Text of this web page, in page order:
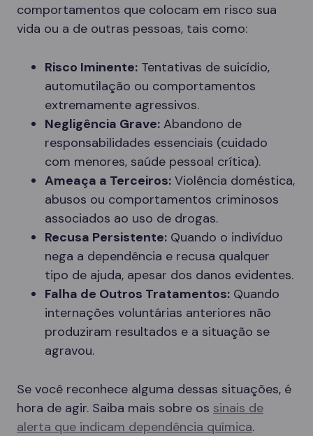
comportamentos que colocam em risco sua
vida ou a de outras pessoas, tais como:
Risco Iminente: Tentativas de suicídio,
automutilação ou comportamentos
extremamente agressivos.
Negligência Grave: Abandono de
responsabilidades essenciais (cuidado
com menores, saúde pessoal crítica).
Ameaça a Terceiros: Violência doméstica,
abusos ou comportamentos criminosos
associados ao uso de drogas.
Recusa Persistente: Quando o indivíduo
nega a dependência e recusa qualquer
tipo de ajuda, apesar dos danos evidentes.
Falha de Outros Tratamentos: Quando
internações voluntárias anteriores não
produziram resultados e a situação se
agravou.
Se você reconhece alguma dessas situações, é
hora de agir. Saiba mais sobre os sinais de
alerta que indicam dependência química.